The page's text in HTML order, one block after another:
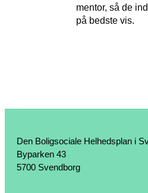
mentor, så de
på bedste vis.
Den Boligsociale Helhedsplan i
Byparken 43
5700 Svendborg